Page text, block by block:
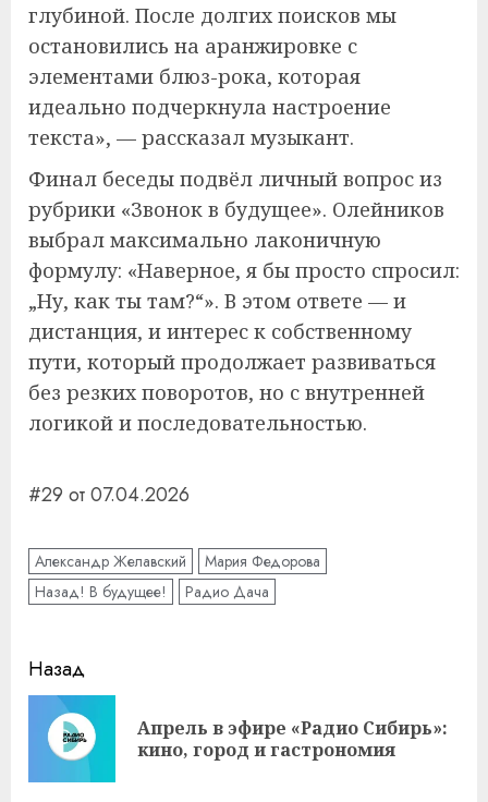
глубиной. После долгих поисков мы
остановились на аранжировке с
элементами блюз-рока, которая
идеально подчеркнула настроение
текста», — рассказал музыкант.
Финал беседы подвёл личный вопрос из
рубрики «Звонок в будущее». Олейников
выбрал максимально лаконичную
формулу: «Наверное, я бы просто спросил:
„Ну, как ты там?“». В этом ответе — и
дистанция, и интерес к собственному
пути, который продолжает развиваться
без резких поворотов, но с внутренней
логикой и последовательностью.
#29 от 07.04.2026
Александр Желавский
Мария Федорова
Назад! В будущее!
Радио Дача
Навигация
записи
Назад
Апрель в эфире «Радио Сибирь»:
кино, город и гастрономия